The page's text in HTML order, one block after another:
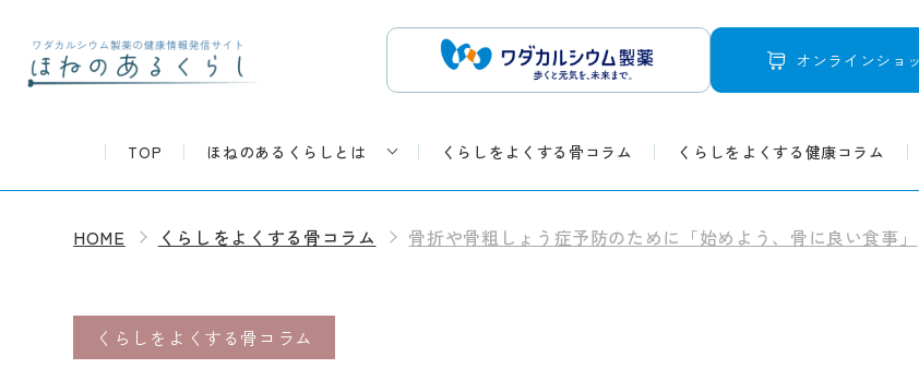
オンラインショ
TOP ほねのあるくらしとは くらしをよくする骨コラム くらしをよくする健康コラム
HOME くらしをよくする骨コラム 骨折や骨粗しょう症予防のために「始めよう、骨に良い食事」
くらしをよくする骨コラム